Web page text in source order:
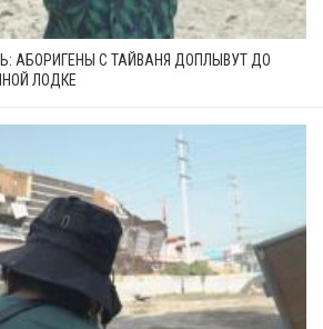
АБОРИГЕНЫ С ТАЙВАНЯ ДОПЛЫВУТ ДО
ЛОДКЕ